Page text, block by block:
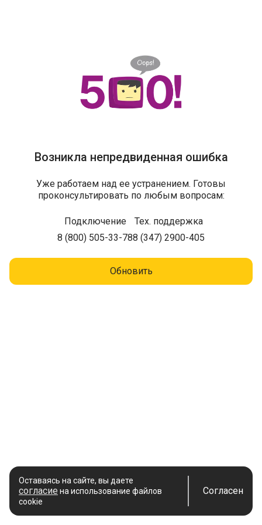
Возникла непредвиденная ошибка
Уже работаем над ее устранением. Готовы
проконсультировать по любым вопросам:
Подключение
8 (800) 505-33-78
Тех. поддержка
8 (347) 2900-405
Обновить
Оставаясь на сайте, вы даете
согласие на использование файлов
cookie
Согласен